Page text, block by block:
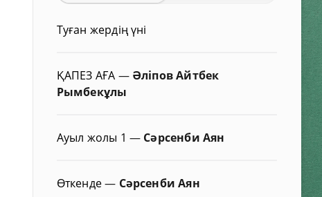
Туған жердің үні
ҚАПЕЗ АҒА — Әліпов Айтбек
Рымбекұлы
Ауыл жолы 1 — Сәрсенби Аян
Өткенде— Сәрсенби Аян